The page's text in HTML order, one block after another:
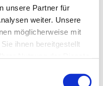
unsere Partner für
weiter. Unsere
möglicherweise mit
ihnen bereitgestellt